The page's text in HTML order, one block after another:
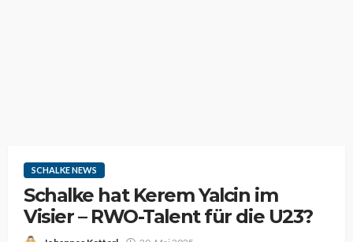
SCHALKE NEWS
Schalke hat Kerem Yalcin im
Visier – RWO-Talent für die U23?